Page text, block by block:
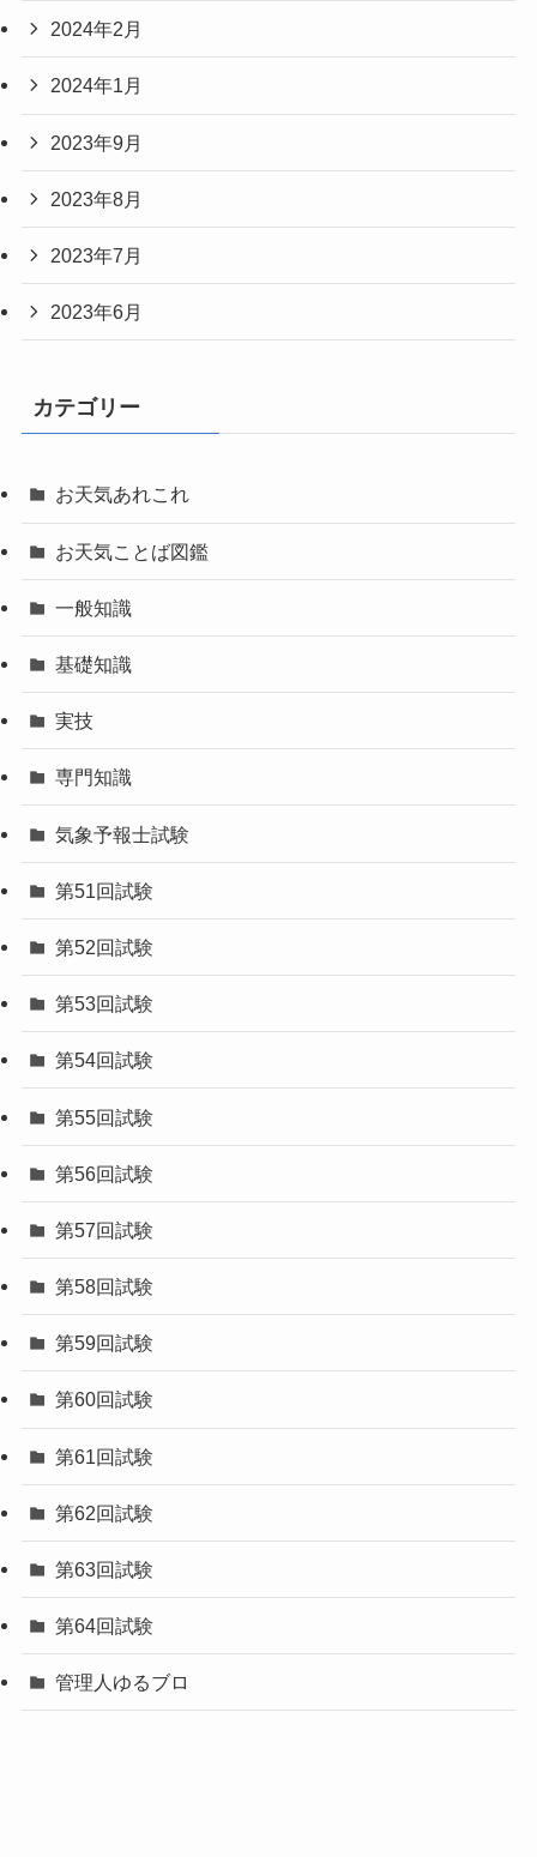
2024年2月
2024年1月
2023年9月
2023年8月
2023年7月
2023年6月
カテゴリー
お天気あれこれ
お天気ことば図鑑
一般知識
基礎知識
実技
専門知識
気象予報士試験
第51回試験
第52回試験
第53回試験
第54回試験
第55回試験
第56回試験
第57回試験
第58回試験
第59回試験
第60回試験
第61回試験
第62回試験
第63回試験
第64回試験
管理人ゆるブロ